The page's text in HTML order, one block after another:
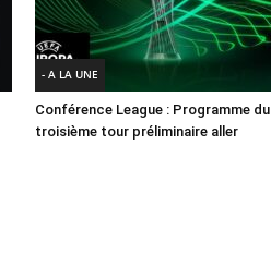
- A LA UNE
Conférence League : Programme du
troisième tour préliminaire aller